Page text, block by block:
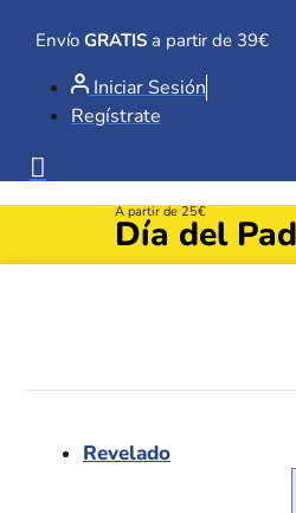
contenido
Envío GRATIS a partir de 39€
Iniciar Sesión
Regístrate
A partir de 25€
Día del
Revelado